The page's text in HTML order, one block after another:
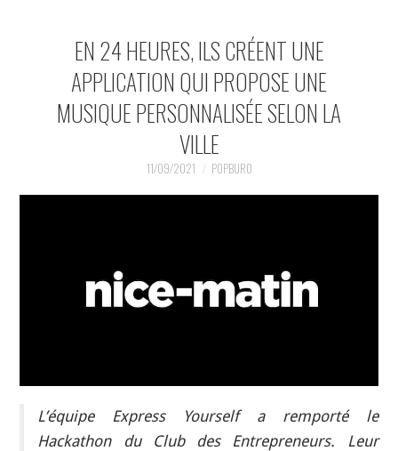
MUSIQUESACTUELLES.NET
GABBA GABBA HEY !
INDÉPENDANTS
EN 24 HEURES, ILS CRÉENT UNE
APPLICATION QUI PROPOSE UNE
MUSIQUE PERSONNALISÉE SELON LA
VILLE
11/09/2021 POPBURO
L’équipe Express Yourself a remporté le
Hackathon du Club des Entrepreneurs. Leur